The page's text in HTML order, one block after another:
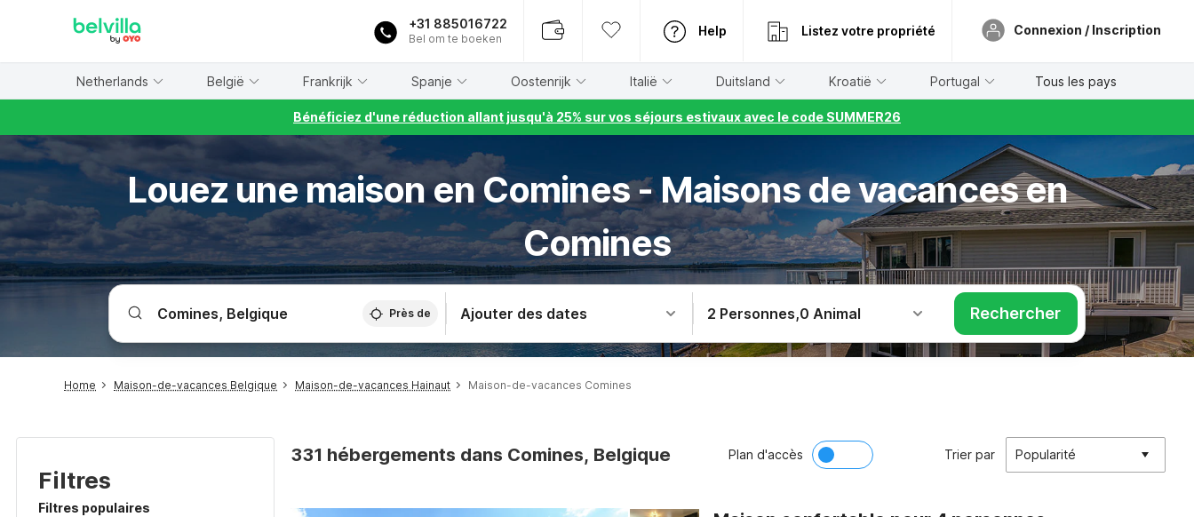
+31 885016722
Bel om te boeken
Help Listez votre propriété Connexion / Inscription
Netherlands België Frankrijk Spanje Oostenrijk Italië Duitsland Kroatië Portugal Tous les pays
Bénéficiez d'une réduction allant jusqu'à 25% sur vos séjours estivaux avec le code SUMMER26
Louez une maison en Comines - Maisons de vacances en
Comines
Près de Ajouter des dates 2 Personnes,0 Animal Rechercher
Home Maison-de-vacances Belgique Maison-de-vacances Hainaut Maison-de-vacances Comines
Filtres
Filtres populaires
331 hébergements dans Comines, Belgique Plan d'accès Trier par Popularité